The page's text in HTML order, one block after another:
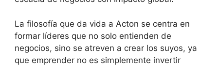
La filosofía que da vida a Acton se centra en
formar líderes que no solo entienden de
negocios, sino se atreven a crear los suyos, ya
que emprender no es simplemente invertir